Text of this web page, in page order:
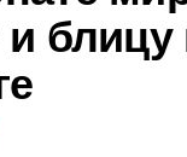
блицу